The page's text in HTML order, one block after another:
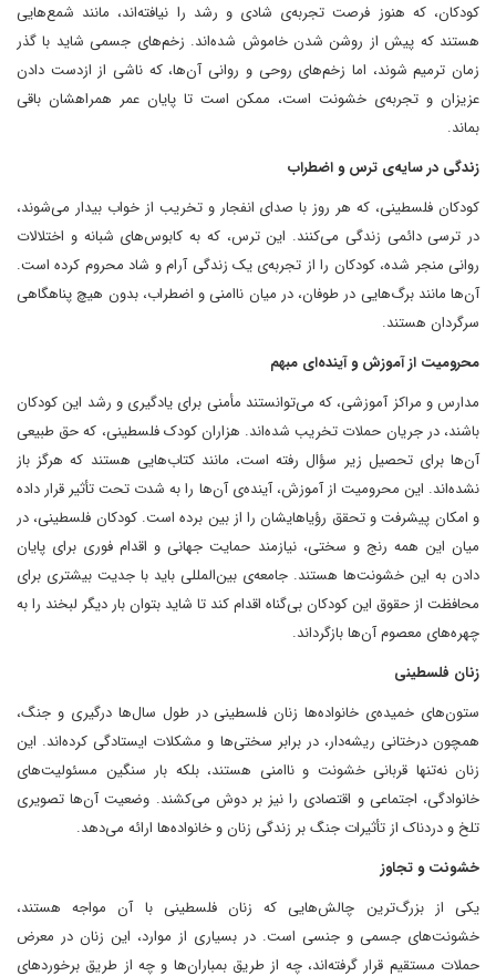
کودکان، که هنوز فرصت تجربه‌ی شادی و رشد را نیافته‌اند، مانند شمع‌هایی
هستند که پیش از روشن شدن خاموش شده‌اند. زخم‌های جسمی شاید با گذر
زمان ترمیم شوند، اما زخم‌های روحی و روانی آن‌ها، که ناشی از ازدست دادن
عزیزان و تجربه‌ی خشونت است، ممکن است تا پایان عمر همراهشان باقی
بماند.
زندگی در سایه‌ی ترس و اضطراب
کودکان فلسطینی، که هر روز با صدای انفجار و تخریب از خواب بیدار می‌شوند،
در ترسی دائمی زندگی می‌کنند. این ترس، که به کابوس‌های شبانه و اختلالات
روانی منجر شده، کودکان را از تجربه‌ی یک زندگی آرام و شاد محروم کرده است.
آن‌ها مانند برگ‌هایی در طوفان، در میان ناامنی و اضطراب، بدون هیچ پناهگاهی
سرگردان هستند.
محرومیت از آموزش و آینده‌ای مبهم
مدارس و مراکز آموزشی، که می‌توانستند مأمنی برای یادگیری و رشد این کودکان
باشند، در جریان حملات تخریب شده‌اند. هزاران کودک فلسطینی، که حق طبیعی
آن‌ها برای تحصیل زیر سؤال رفته است، مانند کتاب‌هایی هستند که هرگز باز
نشده‌اند. این محرومیت از آموزش، آینده‌ی آن‌ها را به شدت تحت تأثیر قرار داده
و امکان پیشرفت و تحقق رؤیاهایشان را از بین برده است. کودکان فلسطینی، در
میان این همه رنج و سختی، نیازمند حمایت جهانی و اقدام فوری برای پایان
دادن به این خشونت‌ها هستند. جامعه‌ی بین‌المللی باید با جدیت بیشتری برای
محافظت از حقوق این کودکان بی‌گناه اقدام کند تا شاید بتوان بار دیگر لبخند را به
چهره‌های معصوم آن‌ها بازگرداند.
زنان فلسطینی
ستون‌های خمیده‌ی خانواده‌ها زنان فلسطینی در طول سال‌ها درگیری و جنگ،
همچون درختانی ریشه‌دار، در برابر سختی‌ها و مشکلات ایستادگی کرده‌اند. این
زنان نه‌تنها قربانی خشونت و ناامنی هستند، بلکه بار سنگین مسئولیت‌های
خانوادگی، اجتماعی و اقتصادی را نیز بر دوش می‌کشند. وضعیت آن‌ها تصویری
تلخ و دردناک از تأثیرات جنگ بر زندگی زنان و خانواده‌ها ارائه می‌دهد.
خشونت و تجاوز
یکی از بزرگ‌ترین چالش‌هایی که زنان فلسطینی با آن مواجه هستند،
خشونت‌های جسمی و جنسی است. در بسیاری از موارد، این زنان در معرض
حملات مستقیم قرار گرفته‌اند، چه از طریق بمباران‌ها و چه از طریق برخوردهای